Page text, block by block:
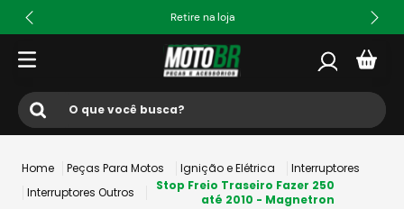
Retire na loja
O que você busca?
Peças Para Motos Ignição e Elétrica
Interruptores
Interruptores Outros
Stop Freio Traseiro Fazer 250
até 2010 - Magnetron